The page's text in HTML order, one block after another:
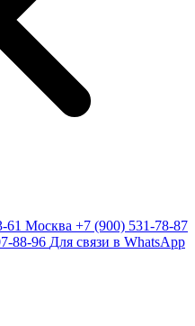
61 Москва +7 (900) 531-78-87
88-96 Для связи в WhatsApp